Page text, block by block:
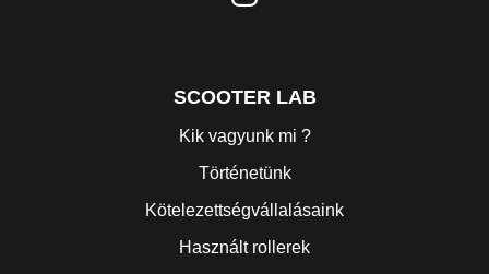
SCOOTER LAB
Kik vagyunk mi ?
Történetünk
Kötelezettségvállalásaink
Használt rollerek